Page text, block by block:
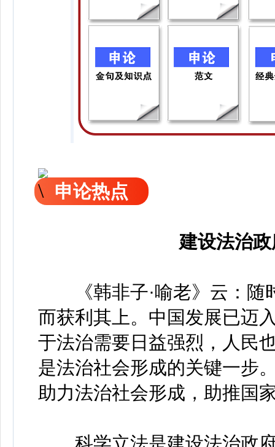
申论热点
建设法治
《韩非子·喻老》云：随
而获利其上。中国发展已迈
于法治需要日益强烈，人民
是法治社会形成的关键一步
助力法治社会形成，助推国